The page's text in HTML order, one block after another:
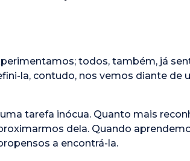
todos, também, já
la, contudo, nos vemos diante de
tarefa inócua. Quanto mais
dela. Quando
a encontrá-la.